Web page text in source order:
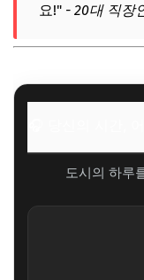
요!" - 20대 직장
도시의 하루